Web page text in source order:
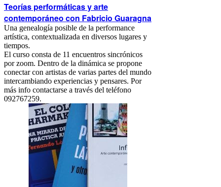
Teorías performáticas y arte
contemporáneo con Fabricio Guaragna
Una genealogía posible de la performance
artística, contextualizada en diversos lugares y
tiempos.
El curso consta de 11 encuentros sincrónicos
por zoom. Dentro de la dinámica se propone
conectar con artistas de varias partes del mundo
intercambiando experiencias y pensares. Por
más info contactarse a través del teléfono
092767259.